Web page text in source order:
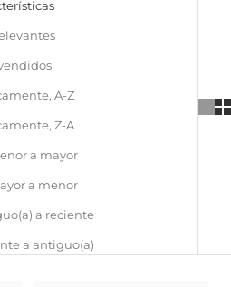
A-Z
Z-A
a mayor
a menor
a reciente
a antiguo(a)